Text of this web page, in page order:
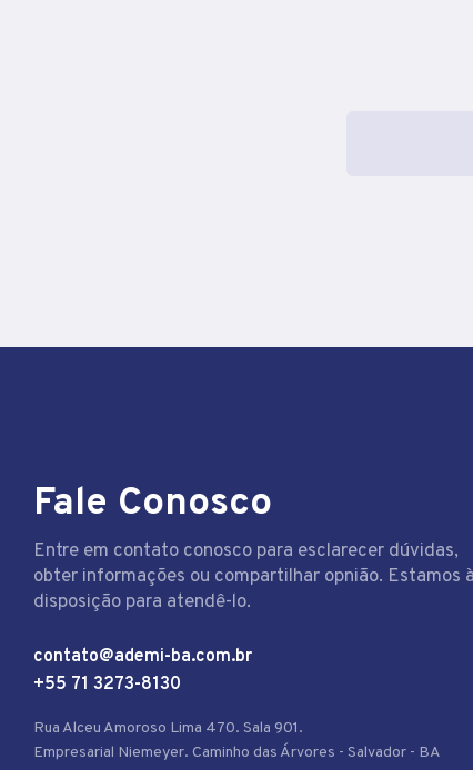
Fale Conosco
Entre em contato conosco para esclarecer dúvidas,
obter informações ou compartilhar opnião. Estamos à
disposição para atendê-lo.
contato@ademi-ba.com.br
+55 71 3273-8130
Rua Alceu Amoroso Lima 470. Sala 901.
Empresarial Niemeyer. Caminho das Árvores - Salvador - BA